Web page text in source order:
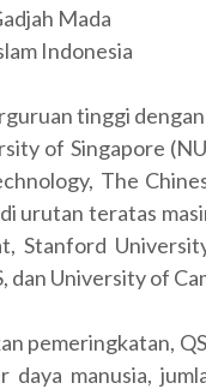
Mada
Indonesia
tinggi
of Singapore
The
urutan teratas
Stanford
dan University of
pemeringkatan,
daya manusia,